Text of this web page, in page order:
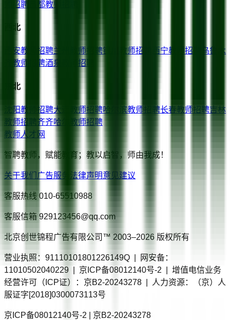
师招聘
昌都教师招聘
西北
西安教师招聘兰州 教师招聘银川 教师招聘 西宁教师招聘
乌鲁木
教师招聘酒泉 教师招聘
东北
沈阳教师招聘大连 教师招聘哈尔滨教师招聘长春教师招聘吉林
教师招聘
齐齐哈尔
教师招聘
教师人才网
智聘教师，赋能教育；教以启智，师由我成！
关于我们 广告服务 法律声明意见建议
客服热线 010-65510988
客服信箱 929123456@qq.com
北京创世锦程广告有限公司™ 2003–2026 版权所有
营业执照：91110101801226149Q | 网安备：
11010502040229 | 京ICP备08012140号-2 | 增值电信业务
经营许可（ICP证）：京B2-20243278 | 人力资源：（京）人
服证字[2018]0300073113号
京ICP备08012140号-2 | 京B2-20243278